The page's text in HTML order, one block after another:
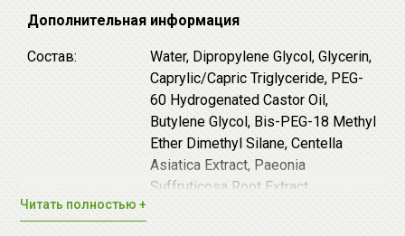
дольше удерживать оптимальный уровень
• Натуральная высококачественная основа маски –
основным компонентом которой являются волокна
эвкалипта. Основа маски имеет ультра-тонкую
микро-волоконную структуру, призванную
обеспечивать высокую адгезию и быструю
передачу коже активных компонентов эссенции
• Экстракт Центеллы Азиатской - также известный
Дополнительная информация
Состав:
Water, Dipropylene Glycol, Glycerin,
Caprylic/Capric Triglyceride, PEG-
60 Hydrogenated Castor Oil,
Butylene Glycol, Bis-PEG-18 Methyl
Ether Dimethyl Silane, Centella
Asiatica Extract, Paeonia
Suffruticosa Root Extract,
Читать полностью +